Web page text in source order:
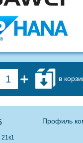
в
Профиль